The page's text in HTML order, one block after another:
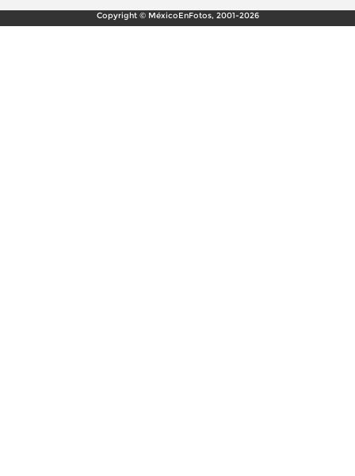
Copyright © MéxicoEnFotos, 2001-2026